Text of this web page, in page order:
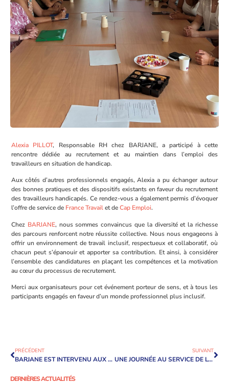
Alexia PILLOT, Responsable RH chez BARJANE, a participé à cette
rencontre dédiée au recrutement et au maintien dans l’emploi des
travailleurs en situation de handicap.
Aux côtés d’autres professionnels engagés, Alexia a pu échanger autour
des bonnes pratiques et des dispositifs existants en faveur du recrutement
des travailleurs handicapés. Ce rendez-vous a également permis d’évoquer
l’offre de service de France Travailet deCap Emploi.
Chez BARJANE, nous sommes convaincus que la diversité et la richesse
des parcours renforcent notre réussite collective. Nous nous engageons à
offrir un environnement de travail inclusif, respectueux et collaboratif, où
chacun peut s’épanouir et apporter sa contribution. Et ainsi, à considérer
l’ensemble des candidatures en plaçant les compétences et la motivation
au cœur du processus de recrutement.
Merci aux organisateurs pour cet événement porteur de sens, et à tous les
participants engagés en faveur d’un monde professionnel plus inclusif.
PRÉCÉDENT
BARJANE EST INTERVENU AUX ASSISES INTERNATIONALES DES TERRITOIRES D’ACTIVITÉS DURABLES 2025 !
SUIVANT
UNE JOURNÉE AU SERVICE DE L’INCLUSION ET DE L’EMPLOI LOCAL
DERNIÈRES ACTUALITÉS